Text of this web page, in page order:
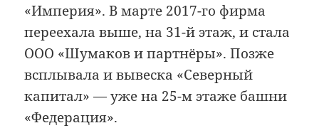
«Империя». В марте 2017-го фирма
переехала выше, на 31-й этаж, и стала
ООО «Шумаков и партнёры». Позже
всплывала и вывеска «Северный
капитал» — уже на 25-м этаже башни
«Федерация».